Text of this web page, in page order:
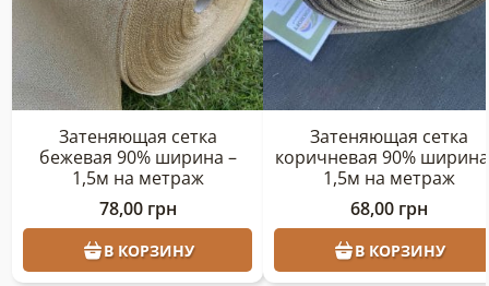
Затеняющая сетка
бежевая 90% ширина –
1,5м на метраж
78,00 грн
В КОРЗИНУ
Затеняющая сетка
коричневая 90%
1,5м на метраж
68,00 грн
В КОРЗИНУ